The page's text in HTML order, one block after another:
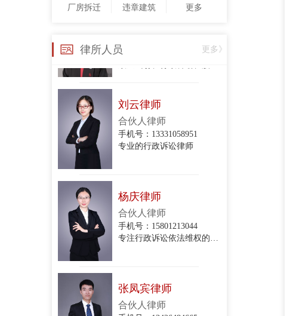
厂房拆迁 违章建筑 更多
律所人员 更多》
政企纠纷、行政诉讼、股东损害公司债权人利益纠纷、股权转让合同纠纷、项目转让合同纠纷、委托代理合同纠纷、建设工程施工合同纠纷、房屋租赁合同纠纷、民间借贷合同纠纷、财产损害赔
合伙人律师
手机号：13331058951
专业的行政诉讼律师
合伙人律师
手机号：15801213044
合伙人律师
手机号：13426484665